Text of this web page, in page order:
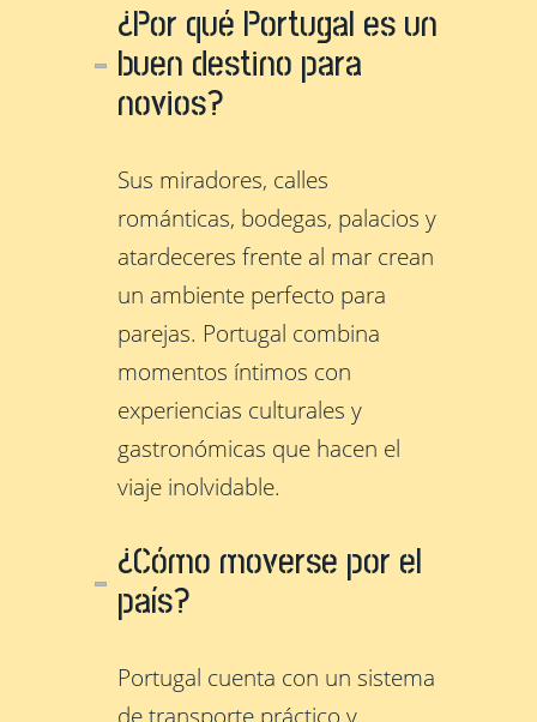
¿Por qué Portugal es un
buen destino para
novios?
Sus miradores, calles
románticas, bodegas, palacios y
atardeceres frente al mar crean
un ambiente perfecto para
parejas. Portugal combina
momentos íntimos con
experiencias culturales y
gastronómicas que hacen el
viaje inolvidable.
¿Cómo moverse por el
país?
Portugal cuenta con un sistema
de transporte práctico y